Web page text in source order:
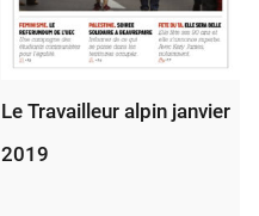
Le Travailleur alpin janvier
2019